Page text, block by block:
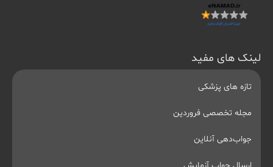
لینک های مفید
تازه های پزشکی
مجله تخصصی فروردین
جواب‌دهی آنلاین